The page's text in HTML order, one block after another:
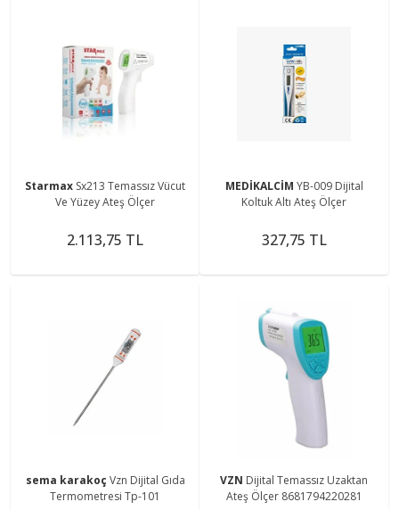
Starmax Sx213 Temassız Vücut
Ve Yüzey Ateş Ölçer
2.113,75 TL
MEDİKALCİM YB-009 Dijital
Koltuk Altı Ateş Ölçer
327,75 TL
sema karakoç Vzn Dijital Gıda
Termometresi Tp-101
VZN Dijital Temassız Uzaktan
Ateş Ölçer 8681794220281